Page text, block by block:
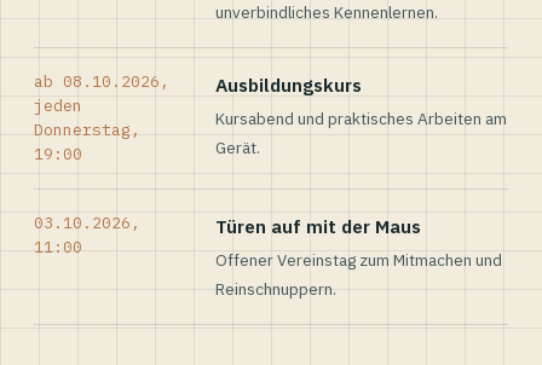
unverbindliches Kennenlernen.
ab 08.10.2026,
jeden
Donnerstag,
19:00
Ausbildungskurs
Kursabend und praktisches Arbeiten am
Gerät.
03.10.2026,
11:00
Türen auf mit der Maus
Offener Vereinstag zum Mitmachen und
Reinschnuppern.